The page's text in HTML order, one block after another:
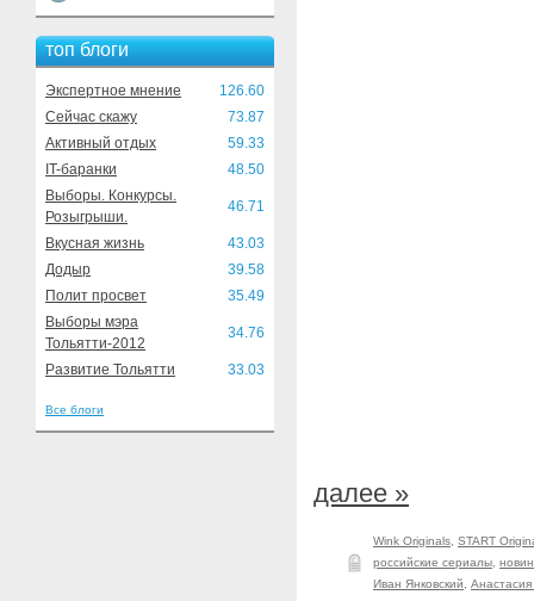
топ блоги
Экспертное мнение
126.60
Сейчас скажу
73.87
Активный отдых
59.33
IT-баранки
48.50
Выборы. Конкурсы.
Розыгрыши.
46.71
Вкусная жизнь
43.03
Додыр
39.58
Полит просвет
35.49
Выборы мэра
Тольятти-2012
34.76
Развитие Тольятти 33.03
Все блоги
далее »
Wink Originals START
российские сериалы
Иван Янковский
Анастасия